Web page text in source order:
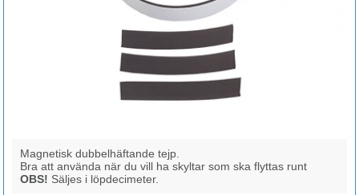
Magnetisk dubbelhäftande tejp.
Bra att använda när du vill ha skyltar som ska flyttas runt
OBS! Säljes i löpdecimeter.